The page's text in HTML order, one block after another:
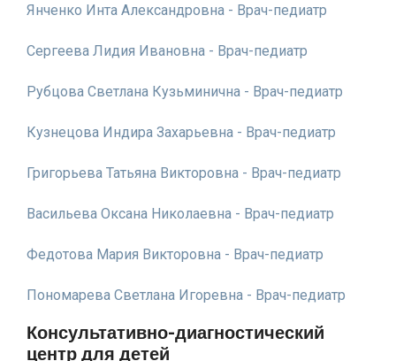
Янченко Инта Александровна - Врач-педиатр
Сергеева Лидия Ивановна - Врач-педиатр
Рубцова Светлана Кузьминична - Врач-педиатр
Кузнецова Индира Захарьевна - Врач-педиатр
Григорьева Татьяна Викторовна - Врач-педиатр
Васильева Оксана Николаевна - Врач-педиатр
Федотова Мария Викторовна - Врач-педиатр
Пономарева Светлана Игоревна - Врач-педиатр
Консультативно-диагностический
центр для детей